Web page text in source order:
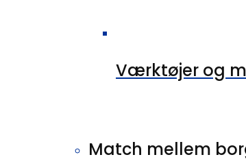
Værktøjer og
Match mellem